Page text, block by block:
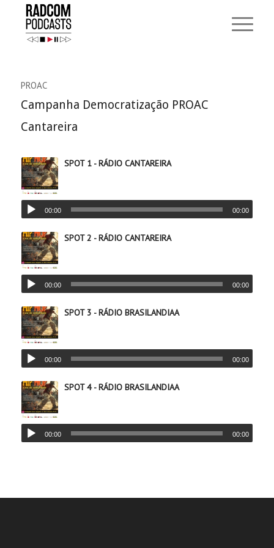
PROAC
Campanha Democratização PROAC
Cantareira
SPOT 1 - RÁDIO CANTAREIRA
00:00 00:00
SPOT 2 - RÁDIO CANTAREIRA
00:00 00:00
SPOT 3 - RÁDIO BRASILANDIAA
00:00 00:00
SPOT 4 - RÁDIO BRASILANDIAA
00:00 00:00